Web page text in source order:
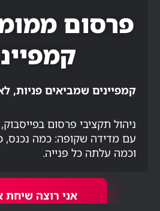
פרסום
קמפיינים שמביאים פניות,
ניהול תקציבי פרסום
עם מדידה שקופה: כמה נכנס,
וכמה עלתה כל פנייה.
אני רוצה שיחת